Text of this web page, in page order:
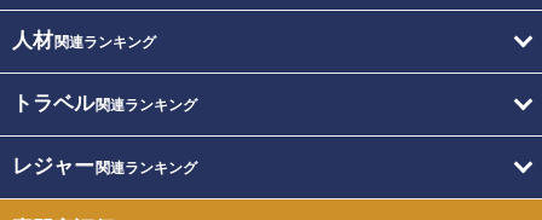
人材関連ランキング
トラベル関連ランキング
レジャー関連ランキング